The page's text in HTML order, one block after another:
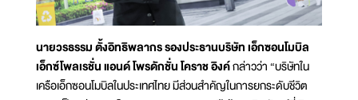
นายวรธรรม ตั้งอิทธิพลากร รองประธานบริษัท เอ็กซอนโมบิล
เอ็กซ์โพลเรชั่น แอนด์ โพรดักชั่น โคราช อิงค์กล่าวว่า “บริษัทใน
เครือเอ็กซอนโมบิลในประเทศไทย มีส่วนสำคัญในการยกระดับชีวิต